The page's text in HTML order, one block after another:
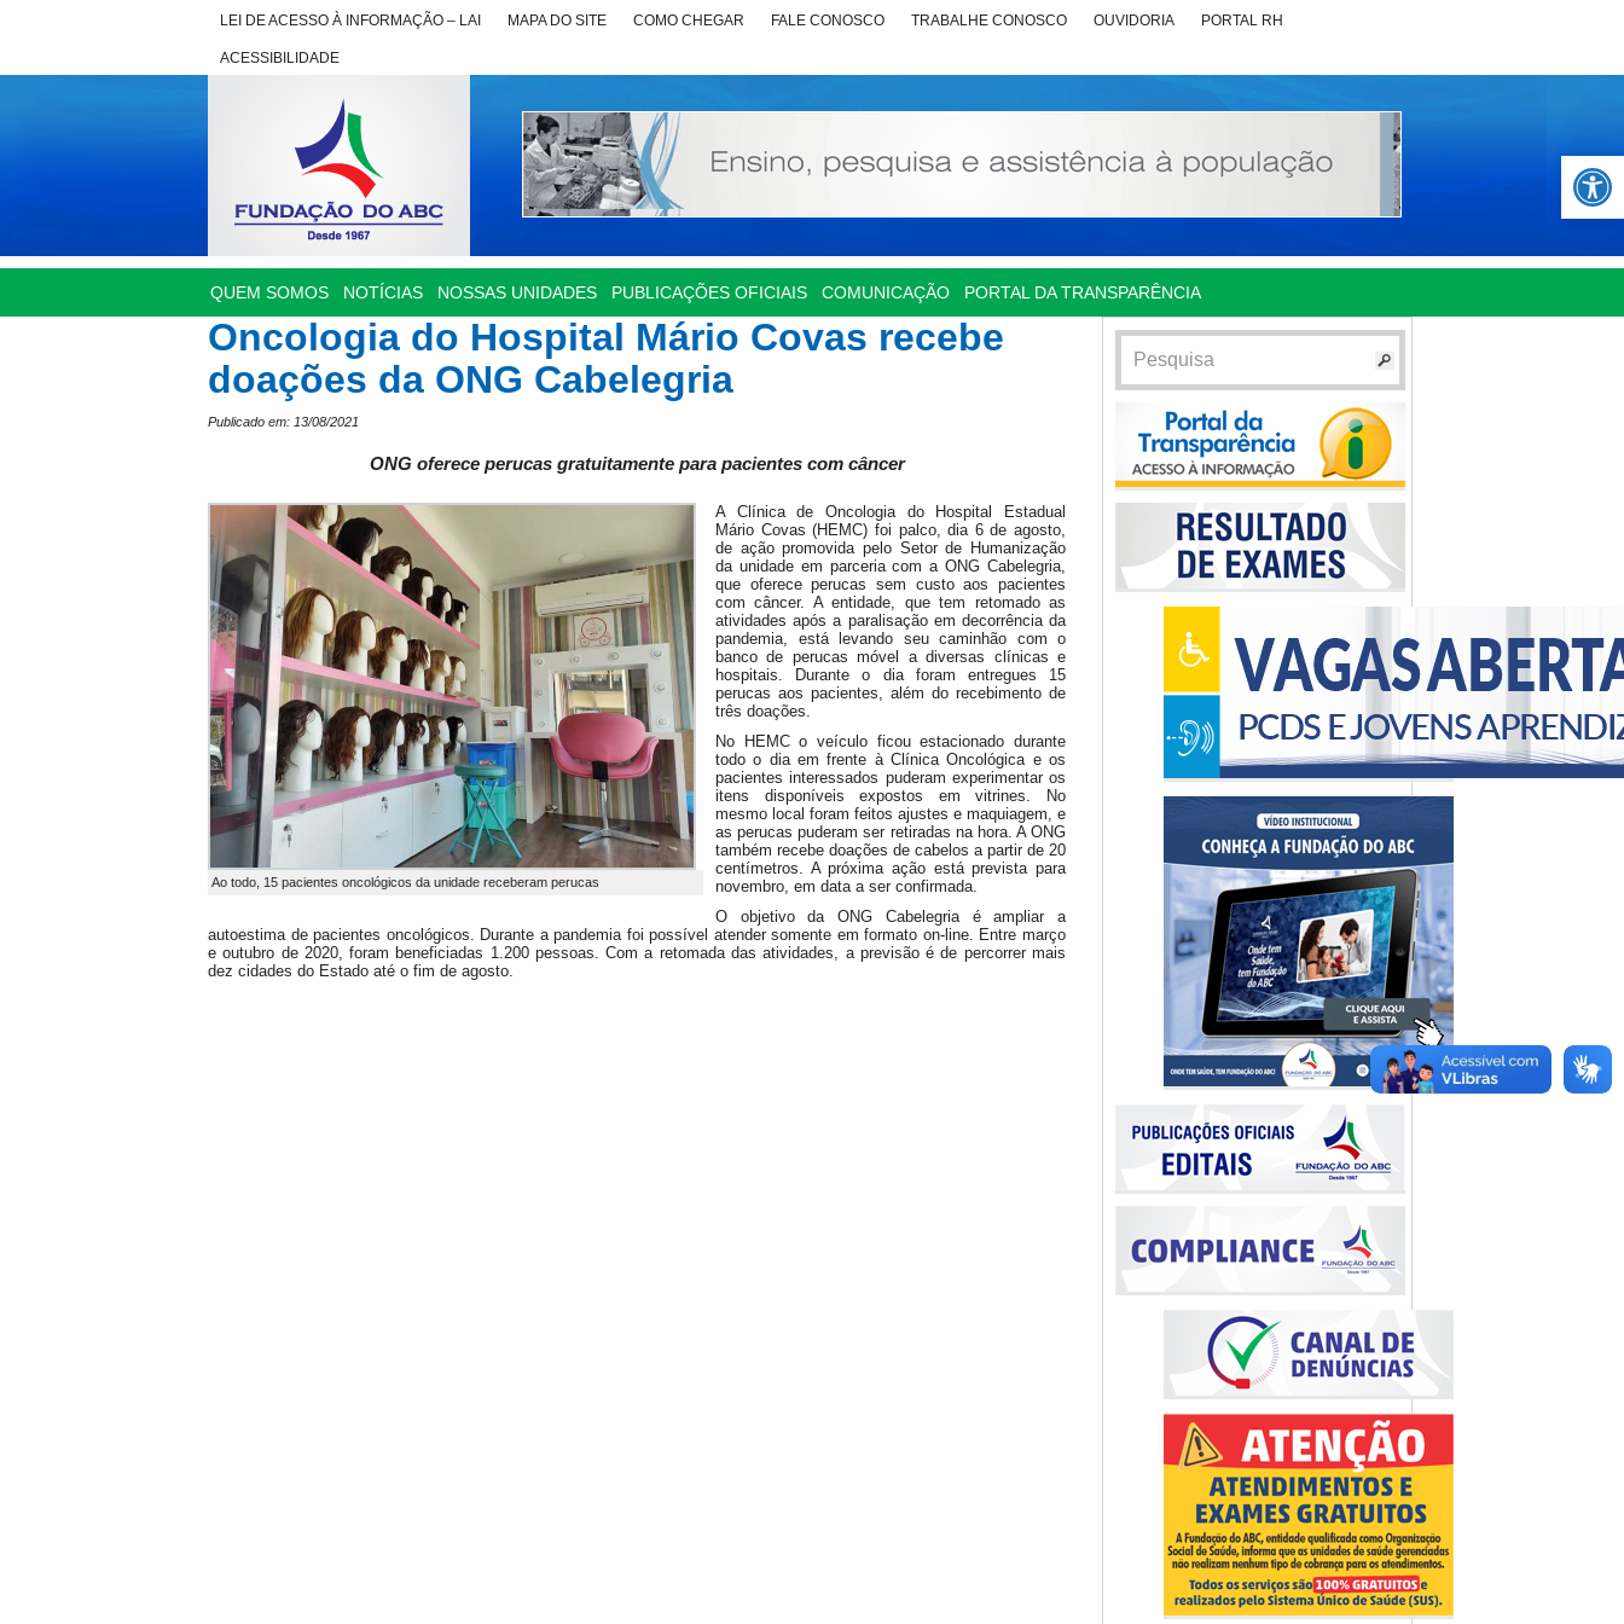
Abrir
LEI DE ACESSO À INFORMAÇÃO – LAI MAPA DO SITE COMO CHEGAR FALE CONOSCO TRABALHE CONOSCO OUVIDORIA PORTAL RH
ACESSIBILIDADE
QUEM SOMOS NOTÍCIAS NOSSAS UNIDADES PUBLICAÇÕES OFICIAIS COMUNICAÇÃO PORTAL DA TRANSPARÊNCIA
Oncologia do Hospital Mário Covas recebe
doações da ONG Cabelegria
Publicado em: 13/08/2021
ONG oferece perucas gratuitamente para pacientes com câncer
Ao todo, 15 pacientes oncológicos da unidade receberam perucas
A Clínica de Oncologia do Hospital Estadual
Mário Covas (HEMC) foi palco, dia 6 de agosto,
de ação promovida pelo Setor de Humanização
da unidade em parceria com a ONG Cabelegria,
que oferece perucas sem custo aos pacientes
com câncer. A entidade, que tem retomado as
atividades após a paralisação em decorrência da
pandemia, está levando seu caminhão com o
banco de perucas móvel a diversas clínicas e
hospitais. Durante o dia foram entregues 15
perucas aos pacientes, além do recebimento de
três doações.
No HEMC o veículo ficou estacionado durante
todo o dia em frente à Clínica Oncológica e os
pacientes interessados puderam experimentar os
itens disponíveis expostos em vitrines. No
mesmo local foram feitos ajustes e maquiagem, e
as perucas puderam ser retiradas na hora. A ONG
também recebe doações de cabelos a partir de 20
centímetros. A próxima ação está prevista para
novembro, em data a ser confirmada.
O objetivo da ONG Cabelegria é ampliar a
autoestima de pacientes oncológicos. Durante a pandemia foi possível atender somente em formato on-line. Entre março
e outubro de 2020, foram beneficiadas 1.200 pessoas. Com a retomada das atividades, a previsão é de percorrer mais
dez cidades do Estado até o fim de agosto.